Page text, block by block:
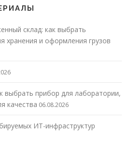
склад: как выбрать
хранения и оформления грузов
выбрать прибор для лаборатории,
качества 06.08.2026
ИТ-инфраструктур